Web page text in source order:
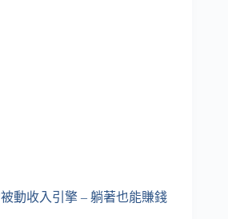
動收入引擎 – 躺著也能賺錢